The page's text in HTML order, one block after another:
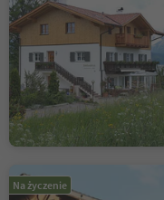
Na życzenie